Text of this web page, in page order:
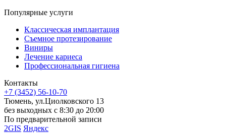
Популярные услуги
Классическая имплантация
Съемное протезирование
Виниры
Лечение кариеса
Профессиональная гигиена
Контакты
+7 (3452) 56-10-70
Тюмень, ул.Циолковского 13
без выходных с 8:30 до 20:00
По предварительной записи
2GIS Яндекс